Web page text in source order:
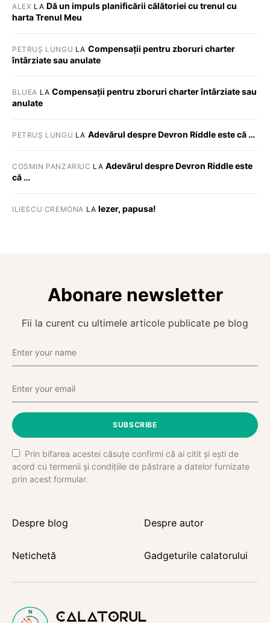
ALEX LA Dă un impuls planificării călătoriei cu trenul cu
harta Trenul Meu
PETRUȘ LUNGU LA Compensații pentru zboruri charter
întârziate sau anulate
BLUEA LACompensații pentru zboruri charter întârziate sau
anulate
PETRUȘ LUNGU LA Adevărul despre Devron Riddle este că …
COSMIN PANZARIUC LA Adevărul despre Devron Riddle este
că …
ILIESCU CREMONA LA Iezer, papusa!
Abonare newsletter
Fii la curent cu ultimele articole publicate pe blog
SUBSCRIBE
Prin bifarea acestei căsuțe confirmi că ai citit și ești de
acord cu termenii și condițiile de păstrare a datelor furnizate
prin acest formular.
Despre blog Despre autor
Netichetă Gadgeturile calatorului